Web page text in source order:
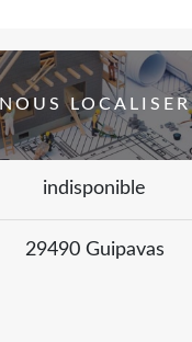
NOUS LOCALISER
indisponible
29490 Guipavas